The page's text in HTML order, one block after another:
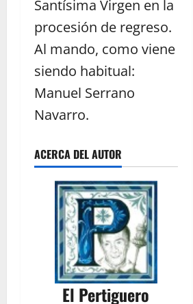
Santísima Virgen en la
procesión de regreso.
Al mando, como viene
siendo habitual:
Manuel Serrano
Navarro.
ACERCA DEL AUTOR
El Pertiguero